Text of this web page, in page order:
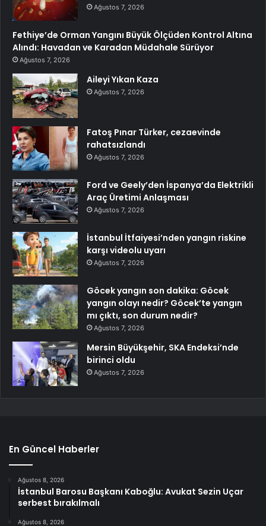
Ağustos 7, 2026
Fethiye’de Orman Yangını Büyük Ölçüden Kontrol Altına
Alındı: Havadan ve Karadan Müdahale Sürüyor
Ağustos 7, 2026
Aileyi Yıkan Kaza
Ağustos 7, 2026
Fatoş Pınar Türker, cezaevinde
rahatsızlandı
Ağustos 7, 2026
Ford ve Geely’den İspanya’da Elektrikli
Araç Üretimi Anlaşması
Ağustos 7, 2026
İstanbul İtfaiyesi’nden yangın riskine
karşı videolu uyarı
Ağustos 7, 2026
Göcek yangın son dakika: Göcek
yangın olayı nedir? Göcek’te yangın
mı çıktı, son durum nedir?
Ağustos 7, 2026
Mersin Büyükşehir, SKA Endeksi’nde
birinci oldu
Ağustos 7, 2026
En Güncel Haberler
Ağustos 8, 2026
İstanbul Barosu Başkanı Kaboğlu: Avukat Sezin Uçar
serbest bırakılmalı
Ağustos 8, 2026